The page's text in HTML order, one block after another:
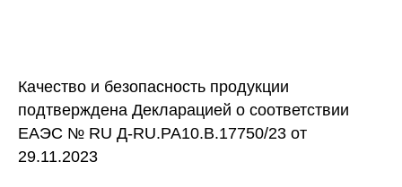
Качество и безопасность продукции
подтверждена Декларацией о соответствии
ЕАЭС № RU Д-RU.PA10.B.17750/23 от
29.11.2023